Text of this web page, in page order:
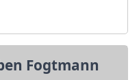
Fogtmann